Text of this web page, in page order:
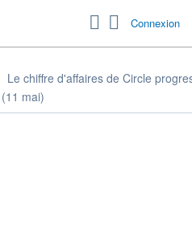
Connexion
Le chiffre d'affaires de Circle
mai)